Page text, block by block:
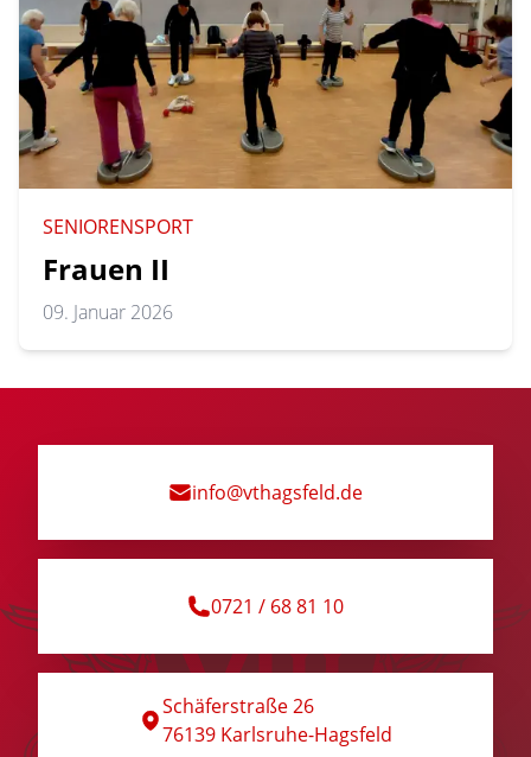
SENIORENSPORT
Frauen II
09. Januar 2026
info@vthagsfeld.de
0721 / 68 81 10
Schäferstraße 26
76139 Karlsruhe-Hagsfeld